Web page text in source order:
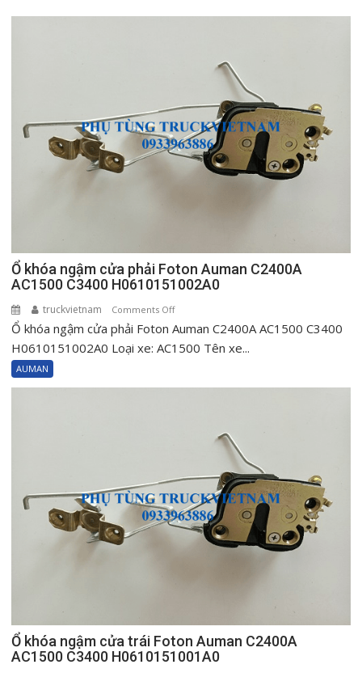
Ổ khóa ngậm cửa phải Foton Auman C2400A
AC1500 C3400 H0610151002A0
truckvietnam Comments Offon
Ổ
khóa
H0610151002A0
Ổ khóa ngậm cửa phải Foton Auman C2400A AC1500 C3400
H0610151002A0 Loại xe: AC1500 Tên xe...
AUMAN
Ổ khóa ngậm cửa trái Foton Auman C2400A
AC1500 C3400 H0610151001A0